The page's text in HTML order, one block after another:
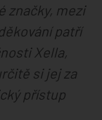
značky, mezi
patří
Xella,
si jej za
přístup